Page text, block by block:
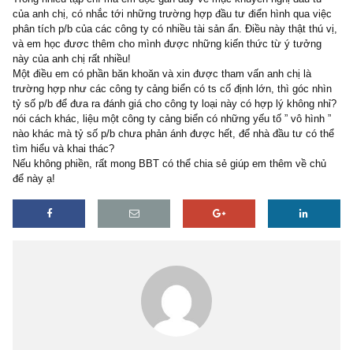
Chào BBT ạ!
Trong nhiều tạp chí mà em đọc gần đây về mục khuyến nghị đầu
của anh chị, có nhắc tới những trường hợp đầu tư điển hình qua
phân tích p/b của các công ty có nhiều tài sản ẩn. Điều này thật
và em học đươc thêm cho mình được những kiến thức từ ý
này của anh chị rất nhiều!
Một điều em có phần băn khoăn và xin được tham vấn anh chị là
trường hợp như các công ty cảng biển có ts cố định lớn, thì góc
tỷ số p/b để đưa ra đánh giá cho công ty loại này có hợp lý không
nói cách khác, liệu một công ty cảng biển có những yếu tố ” vô
tìm hiểu và khai thác?
Nếu không phiền, rất mong BBT có thể chia sẻ giúp em thêm về